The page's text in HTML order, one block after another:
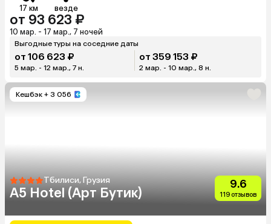
17 км везде
от 93 623 ₽
10 мар. - 17 мар., 7 ночей
Выгодные туры на соседние даты
от 106 623 ₽
5 мар. - 12 мар., 7 н.
от 359 153 ₽
2 мар. - 10 мар., 8 н.
Кешбэк + 3 056
Тбилиси, Грузия
A5 Hotel (Арт Бутик)
9.6
119 отзывов